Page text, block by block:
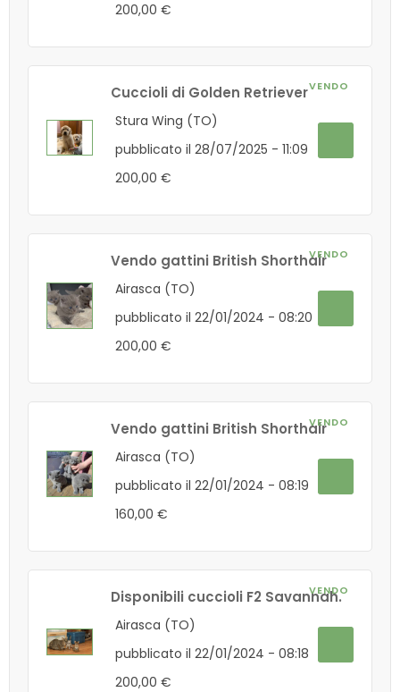
200,00 €
VENDO
Cuccioli di Golden Retriever
Stura Wing (TO)
pubblicato il 28/07/2025 - 11:09
200,00 €
VENDO
Vendo gattini British Shorthair
Airasca (TO)
pubblicato il 22/01/2024 - 08:20
200,00 €
VENDO
Vendo gattini British Shorthair
Airasca (TO)
pubblicato il 22/01/2024 - 08:19
160,00 €
VENDO
Disponibili cuccioli F2 Savannah.
Airasca (TO)
pubblicato il 22/01/2024 - 08:18
200,00 €